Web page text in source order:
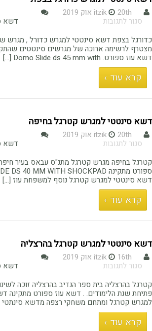
itzik
20th אוק 2019
סגור לתגובות
סינטטי
למגרש
כדורגל
בצפת
דשא
כדורגל בצפת דשא סינטטי למגרש כדורל , מגרש
מצטרף לרשימה ארוכה של מגרשים סינטטים
דשא עוז ספורט. Domo Slide ds 45 mm with [...]
קרא עוד ›
דשא סינטטי למגרש קטרגל בחיפה
itzik
20th אוק 2019
סגור לתגובות
סינטטי
למגרש
קטרגל
בחיפה
דשא
קטרגל בחיפה מגרש קטרגל מתנ"ס עבאס בעיר
דשא סינטטי למגרש קטרגל נוסף למשפחת עוז [...]
קרא עוד ›
דשא סינטטי למגרש קטרגל בהרצליה
itzik
16th אוק 2019
סגור לתגובות
סינטטי
למגרש
קטרגל
בהרצליה
דשא
קטרגל בהרצליה בית ספר הנדיב בהרצליה זוכה
פתיחת שנת הלימודים. . דשא עוז ספורט מתקינה
למגרש קטרגל ומתחם משחקי רצפה מדשא סינתטי
קרא עוד ›